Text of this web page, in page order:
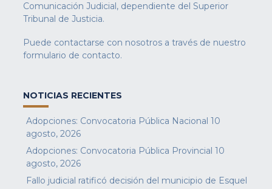
Comunicación Judicial, dependiente del Superior
Tribunal de Justicia.
Puede contactarse con nosotros a través de nuestro
formulario de contacto.
NOTICIAS RECIENTES
Adopciones: Convocatoria Pública Nacional 10
agosto, 2026
Adopciones: Convocatoria Pública Provincial 10
agosto, 2026
Fallo judicial ratificó decisión del municipio de Esquel